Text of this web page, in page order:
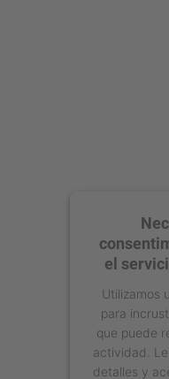
el
Utilizamos
para
que puede
actividad.
detalles y